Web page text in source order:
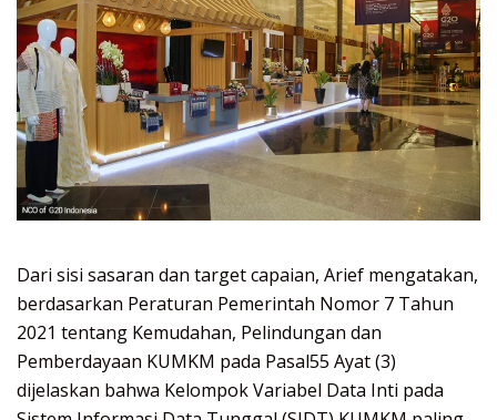
Dari sisi sasaran dan target capaian, Arief mengatakan,
berdasarkan Peraturan Pemerintah Nomor 7 Tahun
2021 tentang Kemudahan, Pelindungan dan
Pemberdayaan KUMKM pada Pasal55 Ayat (3)
dijelaskan bahwa Kelompok Variabel Data Inti pada